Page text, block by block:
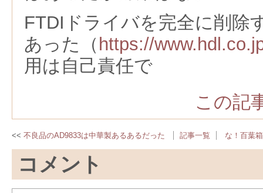
FTDIドライバを完全に削除
あった（ https://
用は自己責任で
この記
不良品のAD9833は中華製あるあるだった 記事一覧 な！百葉
コメント